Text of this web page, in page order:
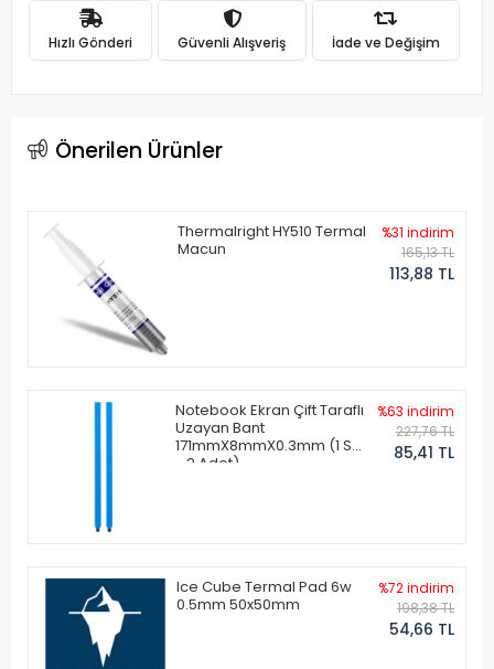
Hızlı Gönderi Güvenli Alışveriş İade ve Değişim
Önerilen Ürünler
Thermalright HY510 Termal
Macun
%31 indirim
165,13 TL
113,88 TL
Notebook Ekran Çift Taraflı
Uzayan Bant
171mmX8mmX0.3mm (1 Set
- 2 Adet)
%63 indirim
227,76 TL
85,41 TL
Ice Cube Termal Pad 6w
0.5mm 50x50mm
%72 indirim
198,38 TL
54,66 TL